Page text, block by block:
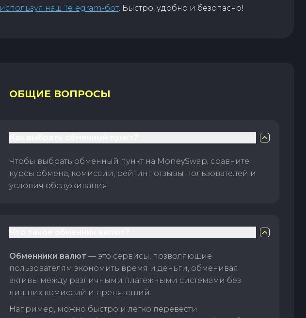
используя наш Telegram-бот. Быстро, удобно и безопасно!
ОБЩИЕ ВОПРОСЫ
Чтобы выбрать обменный пункт на MoneySwap, сравните
курсы обмена, комиссии, рейтинг отзывы пользователей и
условия обслуживания.
Обменники валют — это сервисы, позволяющие
пользователям экономить время и деньги, обменивая
активы между различными платежными системами без
лишних комиссий и препятствий.
Например, можно быстро и легко перевести